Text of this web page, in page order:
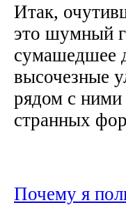
Итак,
это шумный
сумашедшее
высочезные
рядом с
странных
Почему я